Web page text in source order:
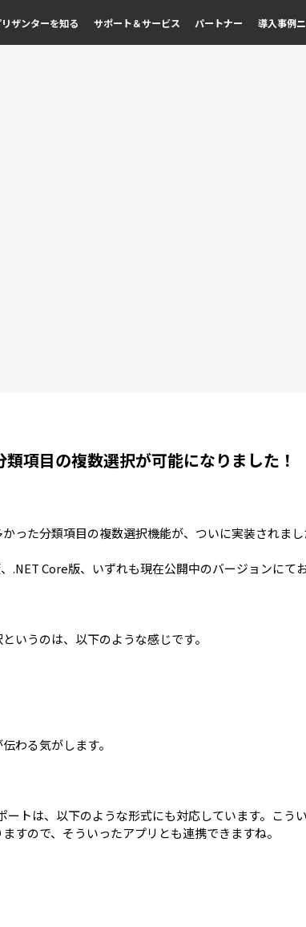
リザンターを知る サポート＆サービス パートナー 導入事例
項目の複数選択が可能になりました！
った分類項目の複数選択機能が、ついに実装されまし
.NET Core版、いずれも現在公開中のバージョンにて
いうのは、以下のような感じです。
わる気がします。
ートは、以下のような形式にも対応しています。こう
すので、そういったアプリとも連携できますね。